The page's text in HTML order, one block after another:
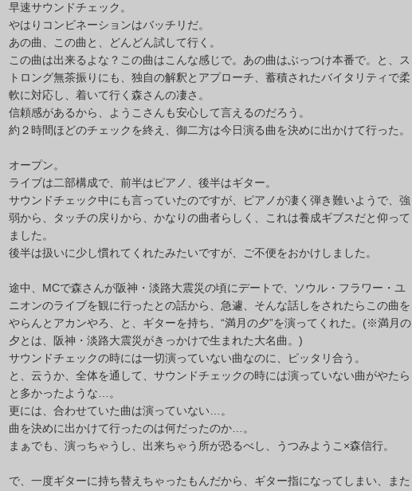
早速サウンドチェック。
やはりコンビネーションはバッチリだ。
あの曲、この曲と、どんどん試して行く。
この曲は出来るよな？この曲はこんな感じで。あの曲はぶっつけ本番で。と、ス
トロング無茶振りにも、独自の解釈とアプローチ、蓄積されたバイタリティで柔
軟に対応し、着いて行く森さんの凄さ。
信頼感があるから、ようこさんも安心して言えるのだろう。
約２時間ほどのチェックを終え、御二方は今日演る曲を決めに出かけて行った。
オープン。
ライブは二部構成で、前半はピアノ、後半はギター。
サウンドチェック中にも言っていたのですが、ピアノが凄く弾き難いようで、強
弱から、タッチの戻りから、かなりの曲者らしく、これは養成ギブスだと仰って
ました。
後半は扱いに少し慣れてくれたみたいですが、ご不便をおかけしました。
途中、MCで森さんが阪神・淡路大震災の頃にデートで、ソウル・フラワー・ユ
ニオンのライブを観に行ったとの話から、急遽、そんな話しをされたらこの曲を
やらんとアカンやろ、と、ギターを持ち、“満月の夕”を演ってくれた。(※満月の
夕とは、阪神・淡路大震災がきっかけで生まれた大名曲。)
サウンドチェックの時には一切演っていない曲なのに、ピッタリ合う。
と、云うか、全体を通して、サウンドチェックの時には演っていない曲がやたら
と多かったような…。
更には、合わせていた曲は演っていない…。
曲を決めに出かけて行ったのは何だったのか…。
まぁでも、演っちゃうし、出来ちゃう所が恐るべし、うつみようこ×森信行。
で、一度ギターに持ち替えちゃったもんだから、ギター指になってしまい、また